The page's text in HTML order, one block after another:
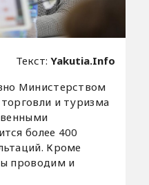
Текст:Yakutia.Info
Министерством
и туризма
более 400
Кроме
проводим и